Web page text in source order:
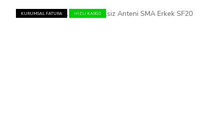
KURUMSAL FATURA HIZLI KARGO